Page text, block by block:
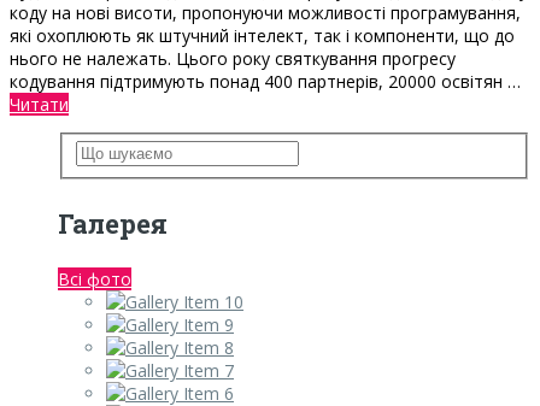
коду на нові висоти, пропонуючи можливості програмування,
які охоплюють як штучний інтелект, так і компоненти, що до
нього не належать. Цього року святкування прогресу
кодування підтримують понад 400 партнерів, 20000 освітян …
Читати
Галерея
Всі фото